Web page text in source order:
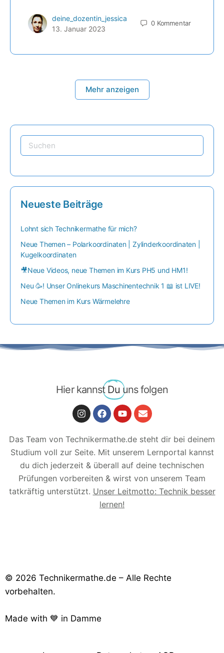
deine_dozentin_jessica
13. Januar 2023
0 Kommentar
Mehr anzeigen
Neueste Beiträge
Lohnt sich Technikermathe für mich?
Neue Themen – Polarkoordinaten | Zylinderkoordinaten |
Kugelkoordinaten
🎥Neue Videos, neue Themen im Kurs PH5 und HM1!
Neu 🥳! Unser Onlinekurs Maschinentechnik 1 📖 ist LIVE!
Neue Themen im Kurs Wärmelehre
Hier kannst Du uns folgen
Das Team von Technikermathe.de steht dir bei deinem
Studium voll zur Seite. Mit unserem Lernportal kannst
du dich jederzeit & überall auf deine technischen
Prüfungen vorbereiten & wirst von unserem Team
tatkräftig unterstützt. Unser Leitmotto: Technik besser
lernen!
© 2026 Technikermathe.de – Alle Rechte
vorbehalten.
Made with 💙 in Damme